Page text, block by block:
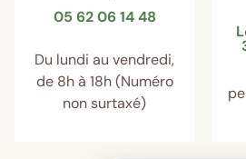
05 62 06 14 48
Du lundi au vendredi,
de 8h à 18h (Numéro
non surtaxé)